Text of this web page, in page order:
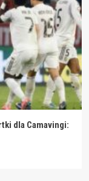
dla Camavingi: